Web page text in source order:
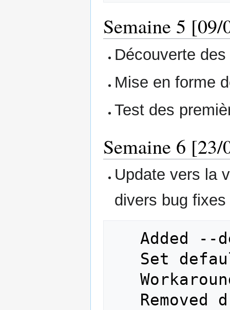
Semaine 5
Découverte
Mise en forme
Test des
Semaine 6
Update vers la
divers bug fixes